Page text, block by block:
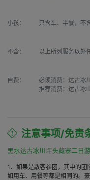
小孩： 只含车、半餐，不
不含： 以上所列服务以外
自费：
必须消费：达古冰
推荐消费：达古冰
注意事项/免责
黑水达古冰川坪头藏寨二日
1、如果是散客参团，其中的
如用车、用餐等都是相同的。